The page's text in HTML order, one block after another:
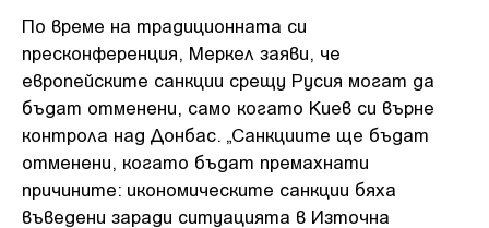
По време на традиционната си
пресконференция, Меркел заяви, че
европейските санкции срещу Русия могат да
бъдат отменени, само когато Киев си върне
контрола над Донбас. „Санкциите ще бъдат
отменени, когато бъдат премахнати
причините: икономическите санкции бяха
въведени заради ситуацията в Източна